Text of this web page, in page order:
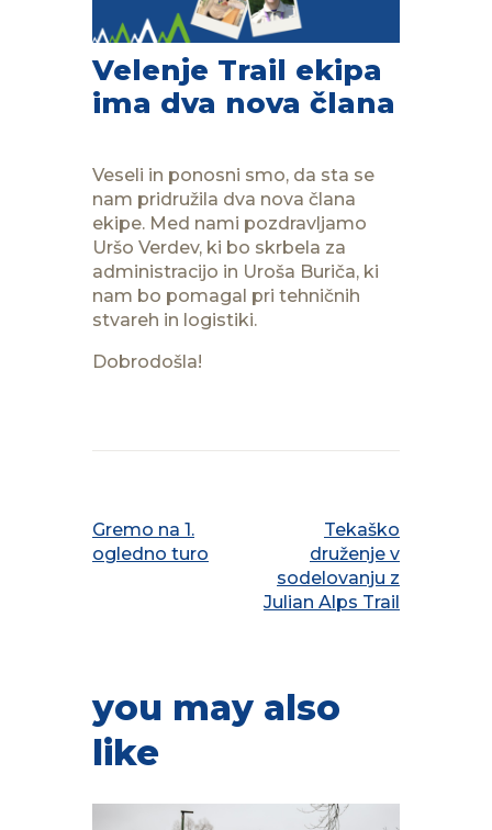
Velenje Trail ekipa
ima dva nova člana
Veseli in ponosni smo, da sta se
nam pridružila dva nova člana
ekipe. Med nami pozdravljamo
Uršo Verdev, ki bo skrbela za
administracijo in Uroša Buriča, ki
nam bo pomagal pri tehničnih
stvareh in logistiki.
Dobrodošla!
Gremo na 1.
ogledno turo
Tekaško
druženje v
sodelovanju z
Julian Alps Trail
you may also
like